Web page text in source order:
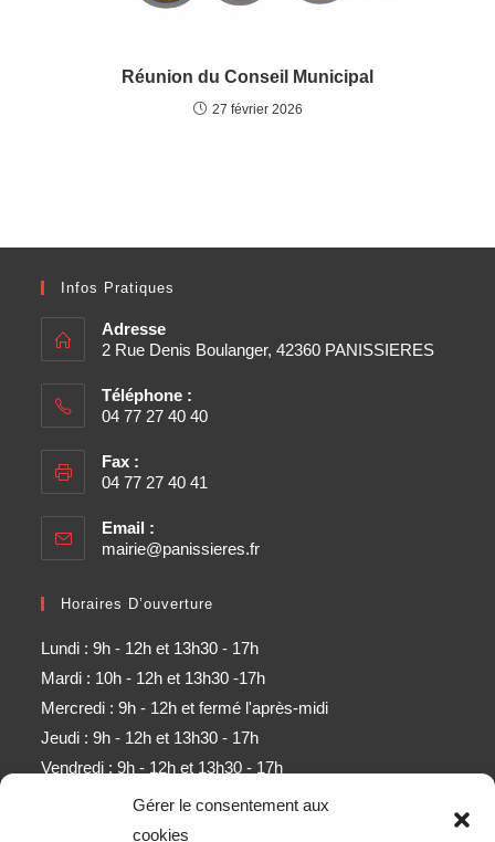
Gérer le consentement aux
cookies
Réunion du Conseil Municipal
27 février 2026
Infos Pratiques
Adresse
2 Rue Denis Boulanger, 42360 PANISSIERES
Téléphone :
04 77 27 40 40
Fax :
04 77 27 40 41
Email :
mairie@panissieres.fr
Horaires D’ouverture
Lundi : 9h - 12h et 13h30 - 17h
Mardi : 10h - 12h et 13h30 -17h
Mercredi : 9h - 12h et fermé l'après-midi
Jeudi : 9h - 12h et 13h30 - 17h
Vendredi : 9h - 12h et 13h30 - 17h
Samedi : 9h - 11h (sauf mois d'août)